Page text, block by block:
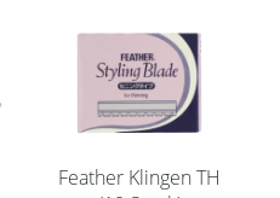
Feather Klingen TH